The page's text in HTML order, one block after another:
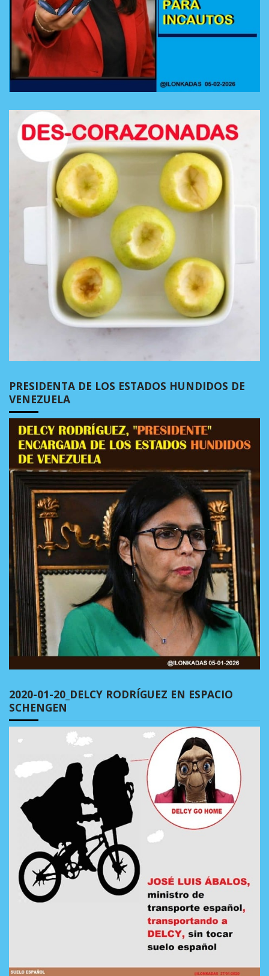
PRESIDENTA DE LOS ESTADOS HUNDIDOS DE
VENEZUELA
2020-01-20_DELCY RODRÍGUEZ EN ESPACIO
SCHENGEN